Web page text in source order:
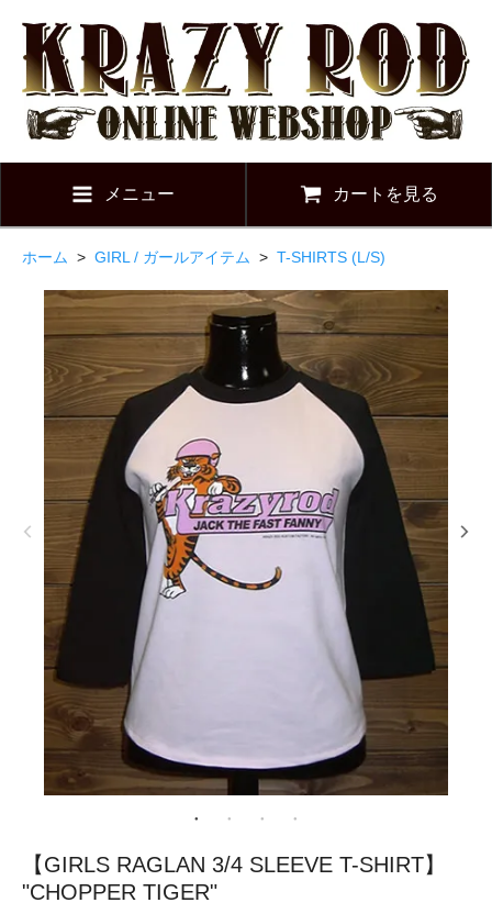
メニュー カートを見る
ホーム > GIRL / ガールアイテム > T-SHIRTS (L/S)
【GIRLS RAGLAN 3/4 SLEEVE T-SHIRT】
"CHOPPER TIGER"